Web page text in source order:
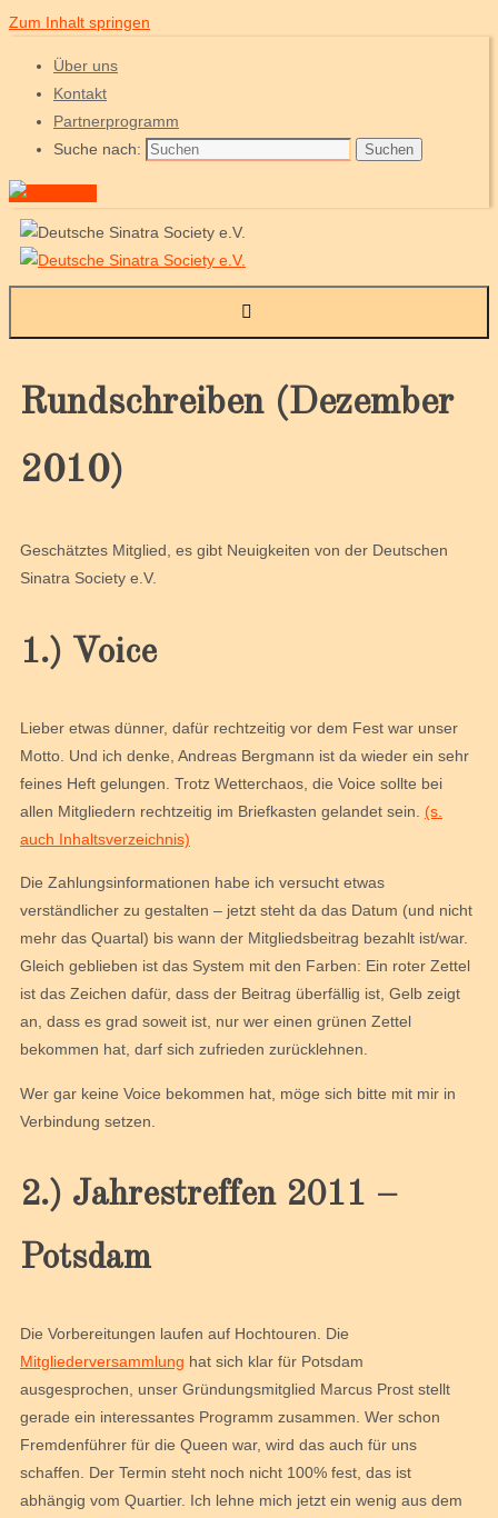
Zum Inhalt springen
Über uns
Kontakt
Partnerprogramm
Suche nach:
Suchen
Rundschreiben (Dezember
2010)
Geschätztes Mitglied, es gibt Neuigkeiten von der Deutschen
Sinatra Society e.V.
1.) Voice
Lieber etwas dünner, dafür rechtzeitig vor dem Fest war unser
Motto. Und ich denke, Andreas Bergmann ist da wieder ein sehr
feines Heft gelungen. Trotz Wetterchaos, die Voice sollte bei
allen Mitgliedern rechtzeitig im Briefkasten gelandet sein. (s.
auch Inhaltsverzeichnis)
Die Zahlungsinformationen habe ich versucht etwas
verständlicher zu gestalten – jetzt steht da das Datum (und nicht
mehr das Quartal) bis wann der Mitgliedsbeitrag bezahlt ist/war.
Gleich geblieben ist das System mit den Farben: Ein roter Zettel
ist das Zeichen dafür, dass der Beitrag überfällig ist, Gelb zeigt
an, dass es grad soweit ist, nur wer einen grünen Zettel
bekommen hat, darf sich zufrieden zurücklehnen.
Wer gar keine Voice bekommen hat, möge sich bitte mit mir in
Verbindung setzen.
2.) Jahrestreffen 2011 –
Potsdam
Die Vorbereitungen laufen auf Hochtouren. Die
Mitgliederversammlung hat sich klar für Potsdam
ausgesprochen, unser Gründungsmitglied Marcus Prost stellt
gerade ein interessantes Programm zusammen. Wer schon
Fremdenführer für die Queen war, wird das auch für uns
schaffen. Der Termin steht noch nicht 100% fest, das ist
abhängig vom Quartier. Ich lehne mich jetzt ein wenig aus dem